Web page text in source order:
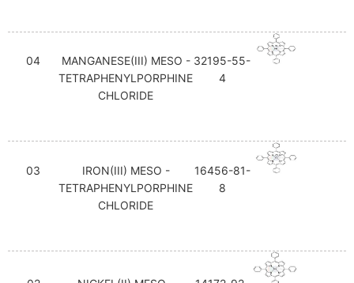
04
MANGANESE(III) MESO -
TETRAPHENYLPORPHINE
CHLORIDE
32195-55-
4
03
IRON(III) MESO -
TETRAPHENYLPORPHINE
CHLORIDE
16456-81-
8